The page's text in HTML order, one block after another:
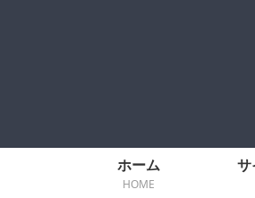
ホーム
HOME
サ